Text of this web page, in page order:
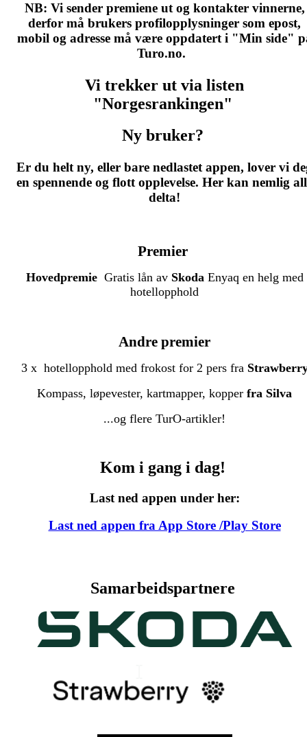
NB: Vi sender premiene ut og kontakter vinnerne,
derfor må brukers profilopplysninger som epost,
mobil og adresse må være oppdatert i "Min side"
Turo.no.
Vi trekker ut via listen
"Norgesrankingen"
Ny bruker?
Er du helt ny, eller bare nedlastet appen, lover vi
en spennende og flott opplevelse. Her kan nemlig
delta!
Premier
Hovedpremie Gratis lån av Skoda Enyaq en helg med
hotellopphold
Andre premier
3 x hotellopphold med frokost for 2 pers fra
Kompass, løpevester, kartmapper, kopper fra Silva
...og flere TurO-artikler!
Kom i gang i dag!
Last ned appen under her:
Last ned appen fra App Store /Play Store
Samarbeidspartnere